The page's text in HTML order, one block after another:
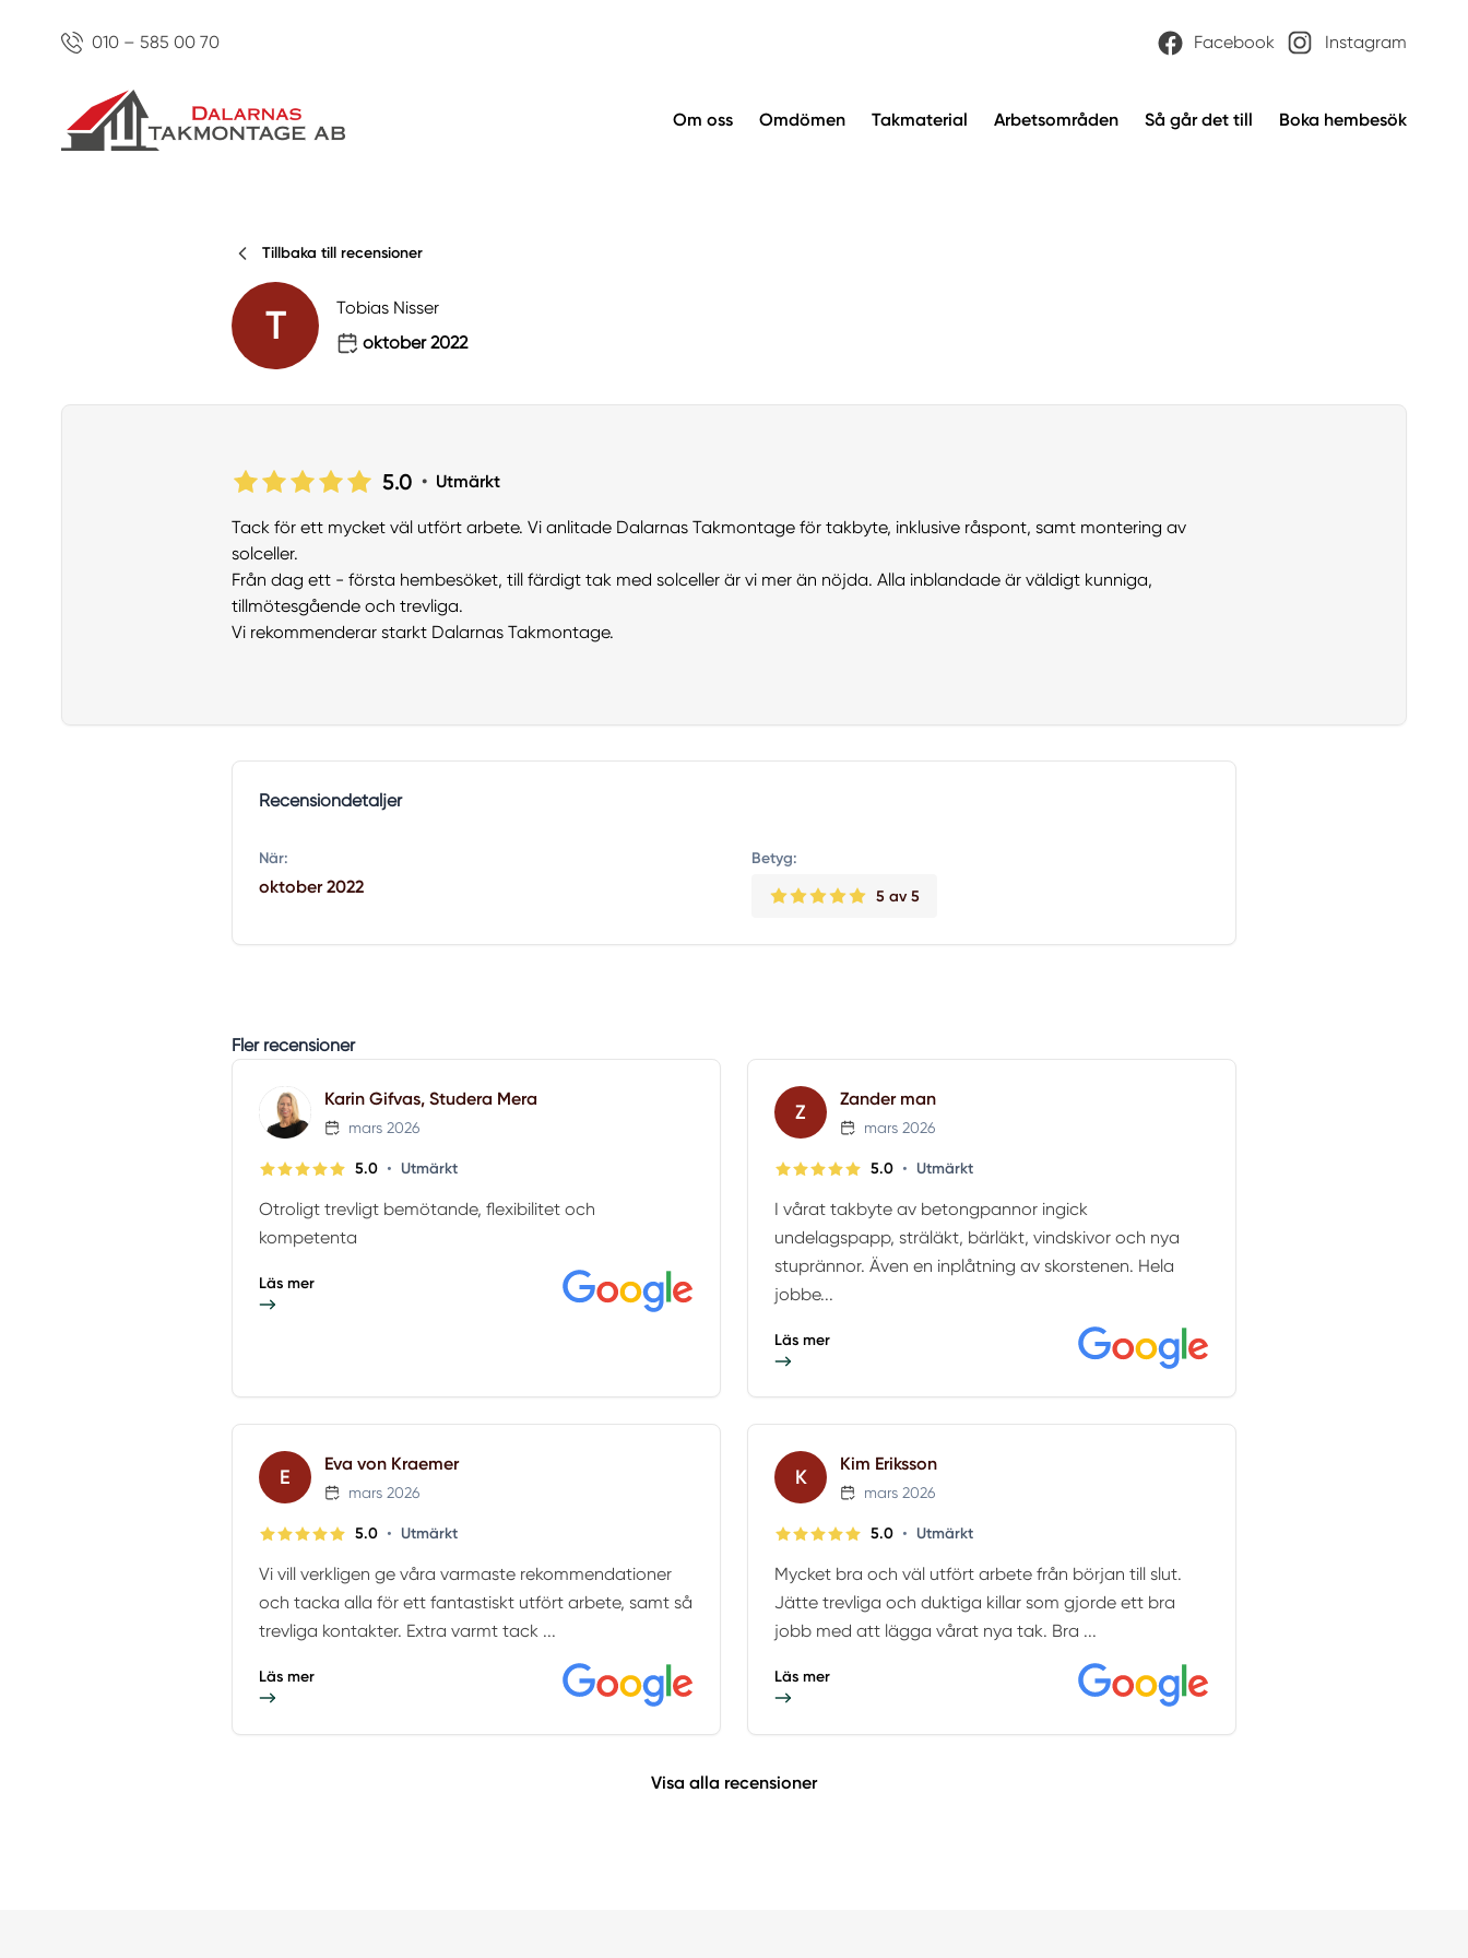
010 – 585 00 70 Facebook Instagram
Om oss Omdömen Takmaterial Arbetsområden Så går det till Boka hembesök
Tillbaka till recensioner
T
Tobias Nisser
oktober 2022
5.0 • Utmärkt
Tack för ett mycket väl utfört arbete. Vi anlitade Dalarnas Takmontage för takbyte, inklusive råspont, samt montering av
solceller.
Från dag ett - första hembesöket, till färdigt tak med solceller är vi mer än nöjda. Alla inblandade är väldigt kunniga,
tillmötesgående och trevliga.
Vi rekommenderar starkt Dalarnas Takmontage.
Recensiondetaljer
När:
oktober 2022
Betyg:
5 av 5
Fler recensioner
Karin Gifvas, Studera Mera
mars 2026
5.0 • Utmärkt
Otroligt trevligt bemötande, flexibilitet och
kompetenta
Läs mer
Z
Zander man
mars 2026
5.0 • Utmärkt
I vårat takbyte av betongpannor ingick
undelagspapp, sträläkt, bärläkt, vindskivor och nya
stuprännor. Även en inplåtning av skorstenen. Hela
jobbe...
Läs mer
E
Eva von Kraemer
mars 2026
5.0 • Utmärkt
Vi vill verkligen ge våra varmaste rekommendationer
och tacka alla för ett fantastiskt utfört arbete, samt så
trevliga kontakter. Extra varmt tack ...
Läs mer
K
Kim Eriksson
mars 2026
5.0 • Utmärkt
Mycket bra och väl utfört arbete från början till slut.
Jätte trevliga och duktiga killar som gjorde ett bra
jobb med att lägga vårat nya tak. Bra ...
Läs mer
Visa alla recensioner